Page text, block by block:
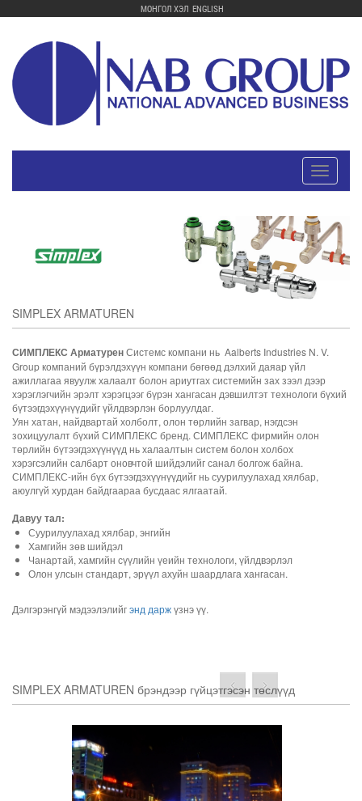
МОНГОЛ ХЭЛ ENGLISH
Toggle
SIMPLEX ARMATUREN
СИМПЛЕКС АрматуренСистемс компани нь Aalberts Industries N. V.
Group компаний бүрэлдэхүүн компани бөгөөд дэлхий даяар үйл
ажиллагаа явуулж халаалт болон ариутгах системийн зах зээл дээр
хэрэглэгчийн эрэлт хэрэгцээг бүрэн хангасан дэвшилтэт технологи бүхий
бүтээгдэхүүнүүдийг үйлдвэрлэн борлуулдаг.
Уян хатан, найдвартай холболт, олон төрлийн загвар, нэгдсэн
зохицуулалт бүхий СИМПЛЕКС бренд. СИМПЛЕКС фирмийн олон
төрлийн бүтээгдэхүүнүүд нь халаалтын систем болон холбох
хэрэгсэлийн салбарт оновчтой шийдэлийг санал болгож байна.
СИМПЛЕКС-ийн бүх бүтээгдэхүүнүүдийг нь суурилуулахад хялбар,
аюулгүй хурдан байдгаараа бусдаас ялгаатай.
Давуу тал:
Суурилуулахад хялбар, энгийн
Хамгийн зөв шийдэл
Чанартай, хамгийн сүүлийн үеийн технологи, үйлдвэрлэл
Олон улсын стандарт, эрүүл ахуйн шаардлага хангасан.
Дэлгэрэнгүй мэдээлэлийгэнд даржүзнэ үү.
SIMPLEX ARMATUREN брэндээр гүйцэтгэсэн төслүүд